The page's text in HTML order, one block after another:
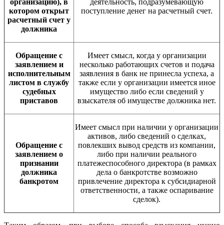
организацию), в
котором открыт
расчетный счет у
должника
деятельность, подразумевающую
поступление денег на расчетный счет.
Обращение с
заявлением и
исполнительным
листом в службу
судебных
приставов
Имеет смысл, когда у организации
несколько работающих счетов и подача
заявления в банк не принесла успеха, а
также если у организации имеется иное
имущество либо если сведений у
взыскателя об имуществе должника нет.
Обращение с
заявлением о
признании
должника
банкротом
Имеет смысл при наличии у организации
активов, либо сведений о сделках,
повлекших вывод средств из компании,
либо при наличии реального
платежеспособного директора (в рамках
дела о банкротстве возможно
привлечение директора к субсидиарной
ответственности, а также оспаривание
сделок).